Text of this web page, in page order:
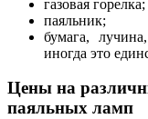
газовая горелка;
паяльник;
бумага,
иногда это
Цены на
паяльных ламп